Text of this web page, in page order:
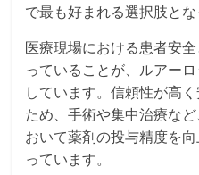
で最も好まれる選択肢とな
医療現場における患者安
っていることが、ルアー
しています。信頼性が高
ため、手術や集中治療な
おいて薬剤の投与精度を
っています。